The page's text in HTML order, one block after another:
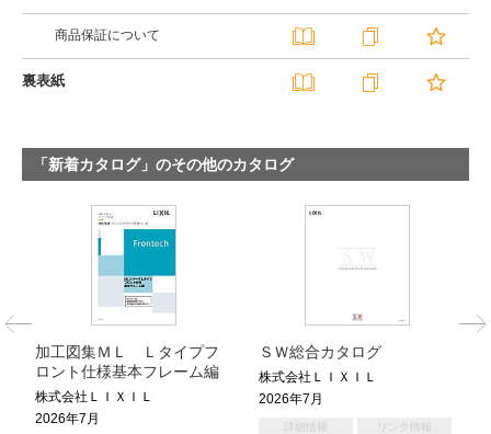
商品保証について
裏表紙
「新着カタログ」のその他のカタログ
加工図集ＭＬ Ｌタイプフ
ロント仕様基本フレーム編
株式会社ＬＩＸＩＬ
2026年7月
ＳＷ総合カタログ
株式会社ＬＩＸＩＬ
2026年7月
詳細情報 リンク情報